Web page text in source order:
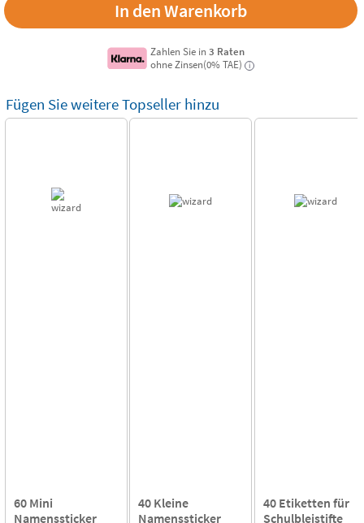
Zahlen Sie in3 Raten
ohne Zinsen(0% TAE)
i
Fügen Sie weitere Topseller hinzu
60 Mini
Namenssticker
40 Kleine
Namenssticker
40 Etiketten für
Schulbleistifte